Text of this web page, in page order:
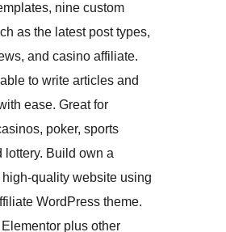
nine custom
as the latest post types,
and casino affiliate.
to write articles and
ease. Great for
poker, sports
lottery. Build own a
quality website using
WordPress theme.
plus other